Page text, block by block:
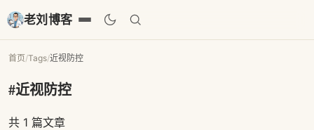
老刘博客
首页/Tags/近视防控
#近视防控
共 1 篇文章